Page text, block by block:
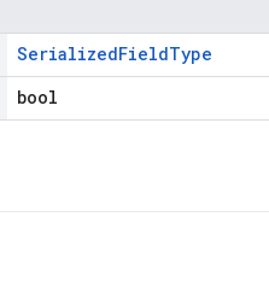
SerializedFieldType
bool